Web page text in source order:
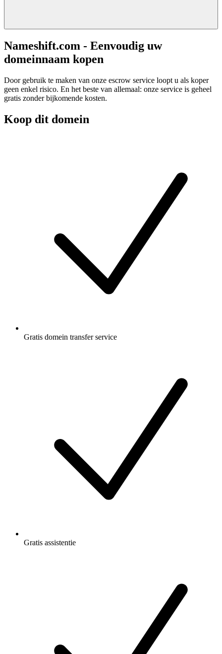
Nameshift.com - Eenvoudig uw
domeinnaam kopen
Door gebruik te maken van onze escrow service loopt u als koper
geen enkel risico. En het beste van allemaal: onze service is geheel
gratis zonder bijkomende kosten.
Koop dit domein
Gratis domein transfer service
Gratis assistentie